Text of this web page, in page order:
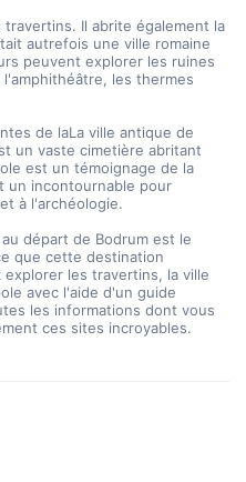
autrefois une ville romaine
peuvent explorer les ruines
les thermes
de laLa ville antique de
un vaste cimetière abritant
est un témoignage de la
un incontournable pour
à l'archéologie.
que cette destination
les travertins, la ville
avec l'aide d'un guide
les informations dont vous
ces sites incroyables.